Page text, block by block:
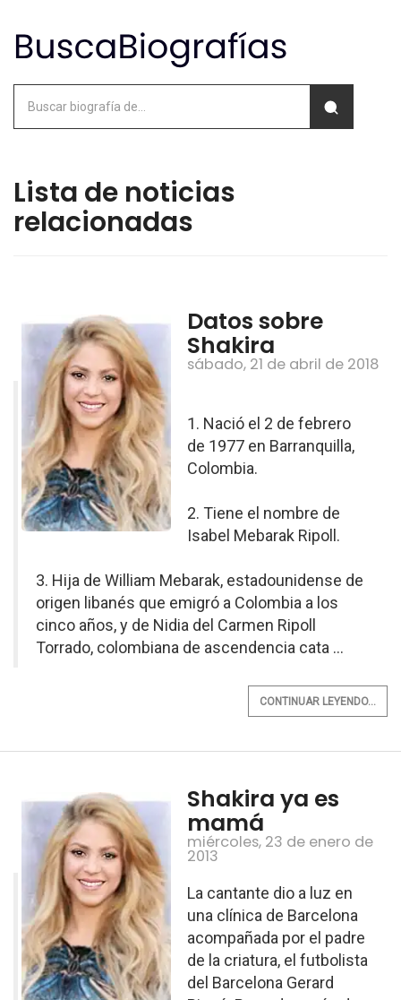
Lista de noticias
relacionadas
Datos sobre
Shakira
sábado, 21 de abril de 2018
1. Nació el 2 de febrero
de 1977 en Barranquilla,
Colombia.
2. Tiene el nombre de
Isabel Mebarak Ripoll.
3. Hija de William Mebarak, estadounidense de
origen libanés que emigró a Colombia a los
cinco años, y de Nidia del Carmen Ripoll
Torrado, colombiana de ascendencia cata ...
CONTINUAR LEYENDO...
Shakira ya es
mamá
miércoles, 23 de enero de
2013
La cantante dio a luz en
una clínica de Barcelona
acompañada por el padre
de la criatura, el futbolista
del Barcelona Gerard